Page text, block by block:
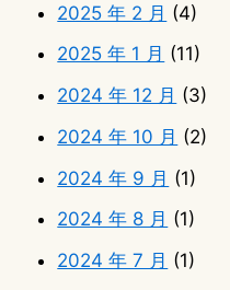
2025 年 2 月 (4)
2025 年 1 月 (11)
2024 年 12 月 (3)
2024 年 10 月 (2)
2024 年 9 月 (1)
2024 年 8 月 (1)
2024 年 7 月 (1)